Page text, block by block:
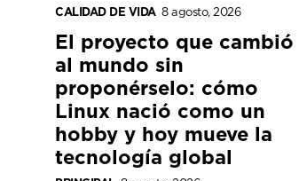
CALIDAD DE VIDA 8 agosto, 2026
El proyecto que cambió
al mundo sin
proponérselo: cómo
Linux nació como un
hobby y hoy mueve la
tecnología global